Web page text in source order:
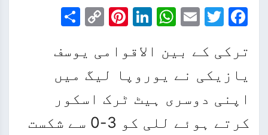
Facebook
Twitter
Email
WhatsApp
LinkedIn
Pinterest
Copy
ترکی کے بین الاقوامی یوسف
یازیکی نے یوروپا لیگ میں
اپنی دوسری ہیٹ ٹرک اسکور
کرتے ہوئے للی کو 3-0 سے شکست